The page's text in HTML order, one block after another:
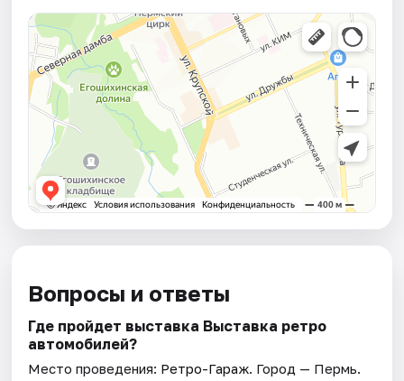
Вопросы и ответы
Где пройдет выставка Выставка ретро
автомобилей?
Место проведения: Ретро-Гараж. Город — Пермь.